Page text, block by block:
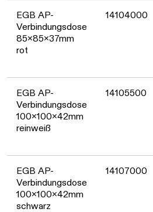
EGB AP-
Verbindungsdose
85x85x37mm
rot
14104000
EGB AP-
Verbindungsdose
100x100x42mm
reinweiß
14105500
EGB AP-
Verbindungsdose
100x100x42mm
schwarz
14107000